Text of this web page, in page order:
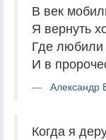
В век
Я вернуть
Где любили
И в
Александр
Когда я